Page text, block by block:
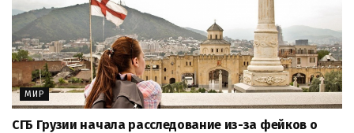
МИР
СГБ Грузии начала расследование из-за фейков о